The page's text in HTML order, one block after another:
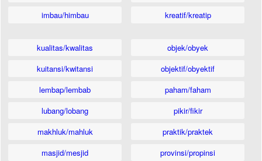
imbau/himbau
kreatif/kreatip
kualitas/kwalitas
kuitansi/kwitansi
lembap/lembab
lubang/lobang
makhluk/mahluk
masjid/mesjid
objek/obyek
objektif/obyektif
paham/faham
pikir/fikir
praktik/praktek
provinsi/propinsi